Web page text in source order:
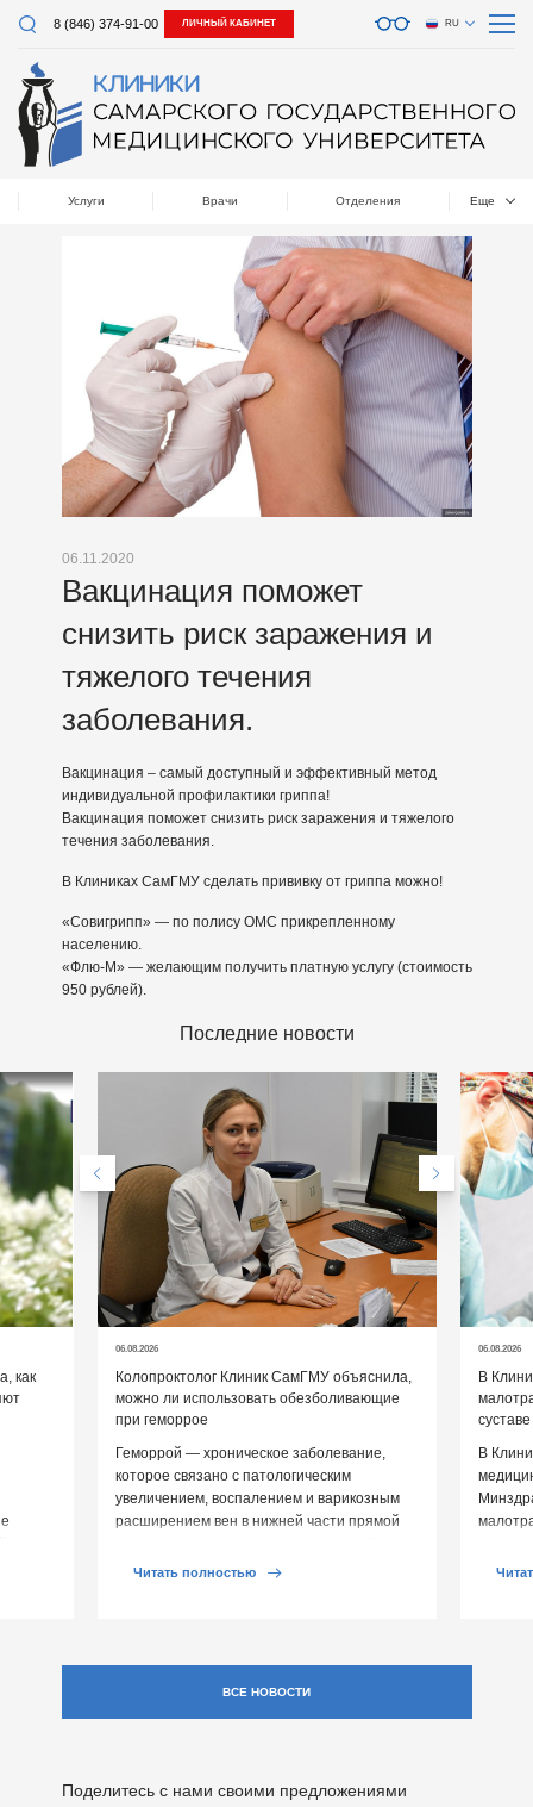
8 (846) 374-91-00 ЛИЧНЫЙ КАБИНЕТ RU
Услуги Врачи Отделения Еще
06.11.2020
Вакцинация поможет
снизить риск заражения и
тяжелого течения
заболевания.
Вакцинация – самый доступный и эффективный метод
индивидуальной профилактики гриппа!
Вакцинация поможет снизить риск заражения и тяжелого
течения заболевания.
В Клиниках СамГМУ сделать прививку от гриппа можно!
«Совигрипп» — по полису ОМС прикрепленному
населению.
«Флю-М» — желающим получить платную услугу (стоимость
950 рублей).
Последние новости
как
06.08.2026
Колопроктолог Клиник СамГМУ объяснила,
можно ли использовать обезболивающие
при геморрое
Геморрой — хроническое заболевание,
которое связано с патологическим
увеличением, воспалением и варикозным
расширением вен в нижней части прямой
обострении […]
Читать полностью
06.08.2026
В
суставе
В
ВСЕ НОВОСТИ
Поделитесь с нами своими предложениями